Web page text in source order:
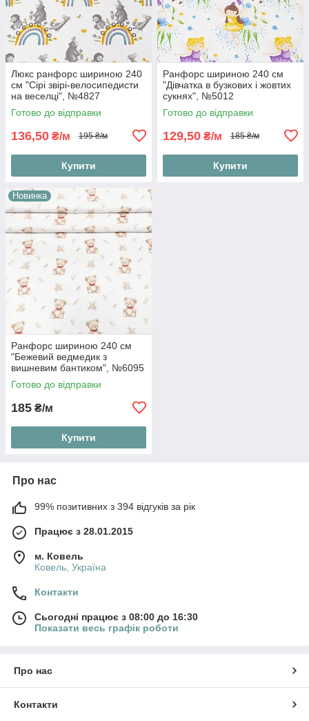
Люкс ранфорс шириною 240
см "Сірі звірі-велосипедисти
на веселці", №4827
Готово до відправки
136,50 ₴/м 195 ₴/м
Купити
Ранфорс шириною 240 см
"Дівчатка в бузкових і жовтих
сукнях", №5012
Готово до відправки
129,50 ₴/м 185 ₴/м
Купити
Новинка
Ранфорс шириною 240 см
"Бежевий ведмедик з
вишневим бантиком", №6095
Готово до відправки
185 ₴/м
Купити
Про нас
99% позитивних з 394 відгуків за рік
Працює з 28.01.2015
м. Ковель
Ковель, Україна
Контакти
Сьогодні працює з 08:00 до 16:30
Показати весь графік роботи
Про нас
Контакти